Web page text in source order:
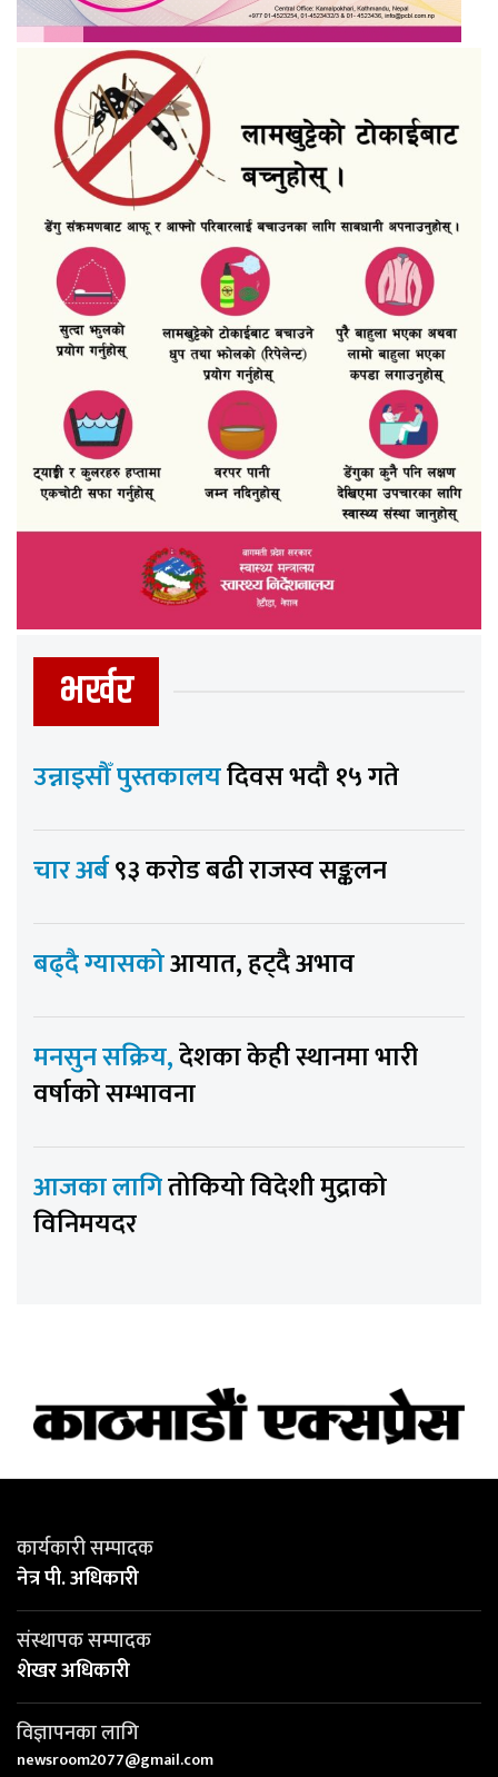
भर्खर
उन्नाइसौँ पुस्तकालयदिवस भदौ १५ गते
चार अर्ब९३ करोड बढी राजस्व सङ्कलन
बढ्दै ग्यासकोआयात, हट्दै अभाव
मनसुन सक्रिय,देशका केही स्थानमा भारी
वर्षाको सम्भावना
आजका लागितोकियो विदेशी मुद्राको
विनिमयदर
कार्यकारी सम्पादक
नेत्र पी. अधिकारी
संस्थापक सम्पादक
शेखर अधिकारी
विज्ञापनका लागि
newsroom2077@gmail.com